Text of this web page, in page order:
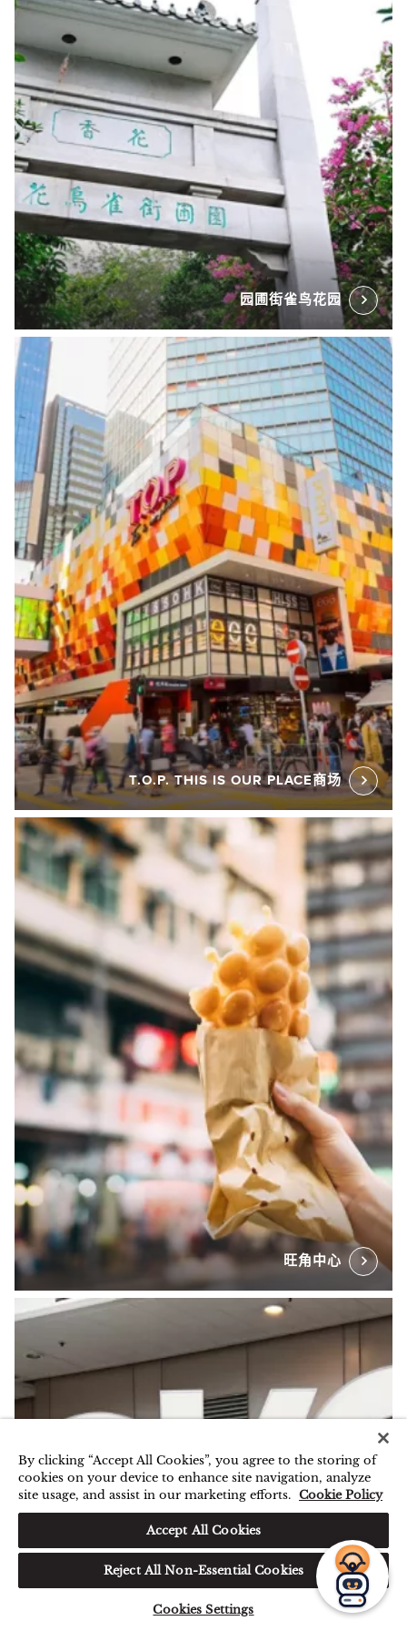
园圃街雀鸟花园
T.O.P. THIS IS OUR PLACE商场
旺角中心
您好，我可以帮您预订房间或
解答您的任何疑问。
By clicking “Accept All Cookies”, you agree to the storing of
cookies on your device to enhance site navigation, analyze
site usage, and assist in our marketing efforts. Cookie Policy
Accept All Cookies
Reject All Non-Essential Cookies
Cookies Settings